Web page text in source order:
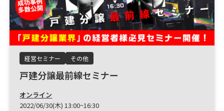
経営セミナー その他
戸建分譲最前線セミナー
オンライン
2022/06/30(木) 13:00~16:30